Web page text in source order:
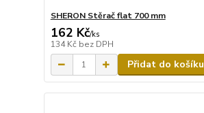
SHERON Stěrač flat 700 mm
162 Kč/ks
134 Kč bez DPH
Přidat do košíku